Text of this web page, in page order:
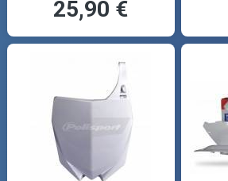
25,90 €